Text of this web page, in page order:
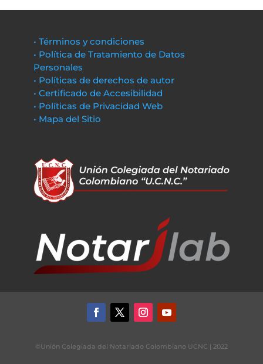
• Términos y condiciones
• Política de Tratamiento de Datos
Personales
• Políticas de derechos de autor
• Certificado de Accesibilidad
• Políticas de Privacidad Web
• Mapa del Sitio
©Unión Colegiada del Notariado Colombiano UCNC | 2022